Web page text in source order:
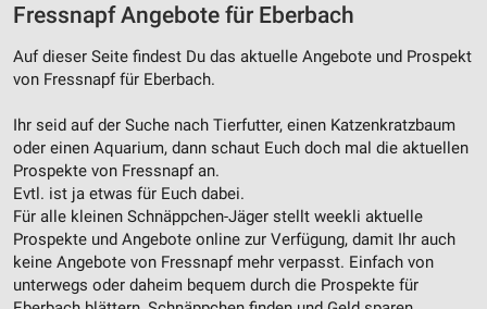
Fressnapf Angebote für Eberbach
Auf dieser Seite findest Du das aktuelle Angebote und Prospekt
von Fressnapf für Eberbach.
Ihr seid auf der Suche nach Tierfutter, einen Katzenkratzbaum
oder einen Aquarium, dann schaut Euch doch mal die aktuellen
Prospekte von Fressnapf an.
Evtl. ist ja etwas für Euch dabei.
Für alle kleinen Schnäppchen-Jäger stellt weekli aktuelle
Prospekte und Angebote online zur Verfügung, damit Ihr auch
keine Angebote von Fressnapf mehr verpasst. Einfach von
unterwegs oder daheim bequem durch die Prospekte für
Notwendig
Performance
Werbung